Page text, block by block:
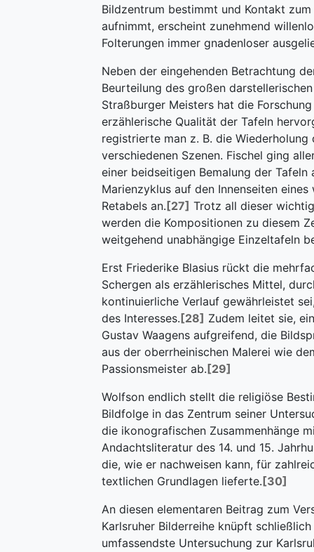
Bildzentrum bestimmt und Kontakt
aufnimmt, erscheint zunehmend
Folterungen immer gnadenloser
Neben der eingehenden Betrachtung
Beurteilung des großen
Straßburger Meisters hat die
erzählerische Qualität der Tafeln
registrierte man z. B. die Wiederholung
verschiedenen Szenen. Fischel ging
einer beidseitigen Bemalung der Tafeln
Marienzyklus auf den Innenseiten eines
Retabels an. [27] Trotz all dieser
werden die Kompositionen zu diesem
weitgehend unabhängige Einzeltafeln
Erst Friederike Blasius rückt die
Schergen als erzählerisches Mittel,
kontinuierliche Verlauf gewährleistet
des Interesses. [28] Zudem leitet sie,
Gustav Waagens aufgreifend, die
aus der oberrheinischen Malerei wie
Passionsmeister ab. [29]
Wolfson endlich stellt die religiöse
Bildfolge in das Zentrum seiner
die ikonografischen Zusammenhänge
Andachtsliteratur des 14. und 15.
die, wie er nachweisen kann, für
textlichen Grundlagen lieferte. [30]
An diesen elementaren Beitrag zum
Karlsruher Bilderreihe knüpft
umfassendste Untersuchung zur